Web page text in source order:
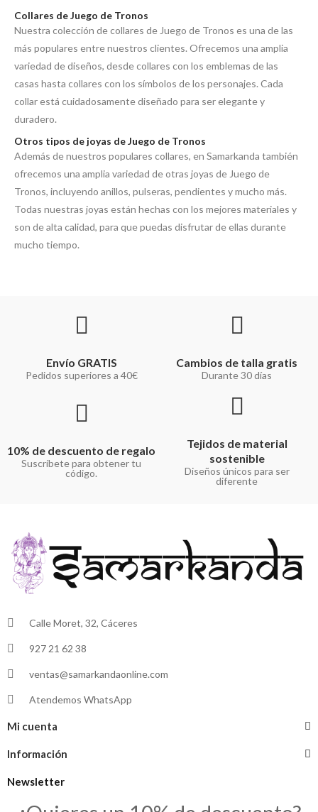
Collares de Juego de Tronos
Nuestra colección de collares de Juego de Tronos es una de las
más populares entre nuestros clientes. Ofrecemos una amplia
variedad de diseños, desde collares con los emblemas de las
casas hasta collares con los símbolos de los personajes. Cada
collar está cuidadosamente diseñado para ser elegante y
duradero.
Otros tipos de joyas de Juego de Tronos
Además de nuestros populares collares, en Samarkanda también
ofrecemos una amplia variedad de otras joyas de Juego de
Tronos, incluyendo anillos, pulseras, pendientes y mucho más.
Todas nuestras joyas están hechas con los mejores materiales y
son de alta calidad, para que puedas disfrutar de ellas durante
mucho tiempo.
Envío GRATIS
Pedidos superiores a 40€
Cambios de talla gratis
Durante 30 días
10% de descuento de regalo
Suscríbete para obtener tu
código.
Tejidos de material
sostenible
Diseños únicos para ser
diferente
Calle Moret, 32, Cáceres
927 21 62 38
ventas@samarkandaonline.com
Atendemos WhatsApp
Mi cuenta
Información
Newsletter